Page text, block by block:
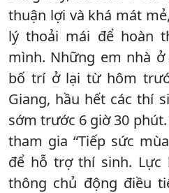
thuận lợi và khá mát
lý thoải mái để hoàn
mình. Những em nhà
bố trí ở lại từ hôm
Giang, hầu hết các thí
sớm trước 6 giờ 30
tham gia “Tiếp sức
để hỗ trợ thí sinh. Lực
thông chủ động điều